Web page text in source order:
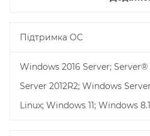
Підтримка ОС
Windows 2016 Server; Server®
Server 2012R2; Windows Server
Linux; Windows 11; Windows 8.1